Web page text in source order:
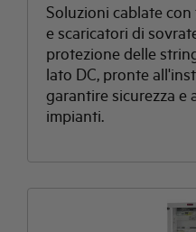
Soluzioni cablate
e scaricatori di
protezione delle
lato DC, pronte
garantire sicurezza e
impianti.